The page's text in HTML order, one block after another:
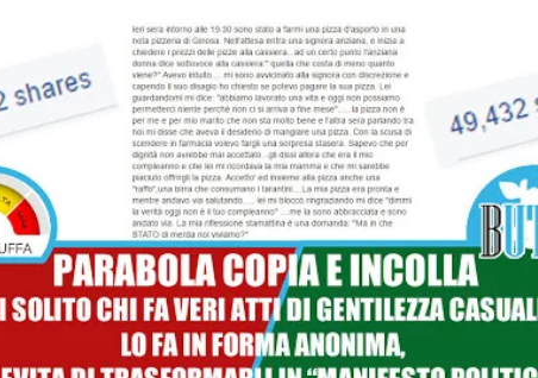
SALUTE E MEDICINA
STORIA E CITAZIONI
INTRATTENIMENTO
COMPLOTTI, LEGGENDE URBANE ED